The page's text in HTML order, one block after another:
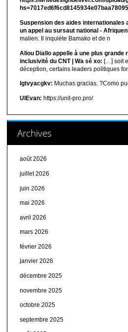
Suspension des aides internationales
un appel au sursaut national -
malien. Il inquiète Bamako et de n
Aliou Diallo appelle à une plus grande
inclusivité du CNT | Wa sé xo: […] soit
déception, certains leaders politiques
lgtvyacgkv: Muchas gracias. ?Como
UIEvan: https://unit-pro.pro/
Archives
août 2026
juillet 2026
juin 2026
mai 2026
avril 2026
mars 2026
février 2026
janvier 2026
décembre 2025
novembre 2025
octobre 2025
septembre 2025